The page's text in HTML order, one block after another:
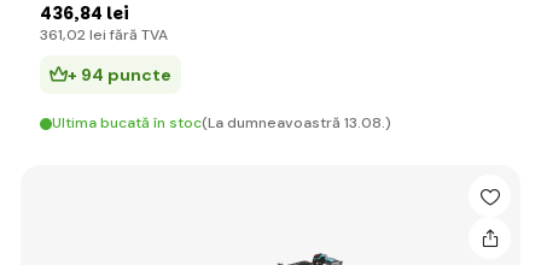
436,84 lei
361,02 lei fără TVA
+ 94 puncte
Ultima bucată în stoc(La dumneavoastră 13.08.)